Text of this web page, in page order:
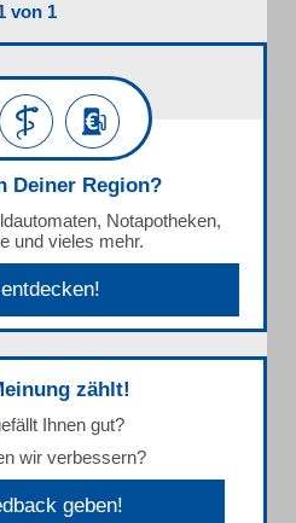
von 1
Deiner Region?
Notapotheken,
und vieles mehr.
zählt!
Ihnen gut?
wir verbessern?
geben!